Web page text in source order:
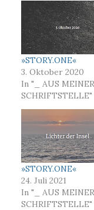
»STORY.ONE«
3. Oktober 2020
In "_ AUS MEINER
SCHRIFTSTELLE"
»STORY.ONE«
24. Juli 2021
In "_ AUS MEINER
SCHRIFTSTELLE"